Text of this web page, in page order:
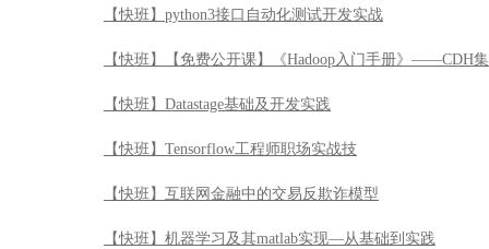
【快班】python3接口自动化测试开发实战
【快班】【免费公开课】《Hadoop入门手册》——CDH
【快班】Datastage基础及开发实践
【快班】Tensorflow工程师职场实战技
【快班】互联网金融中的交易反欺诈模型
【快班】机器学习及其matlab实现—从基础到实践